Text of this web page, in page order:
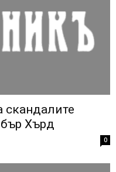
скандалите
Хърд
0